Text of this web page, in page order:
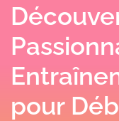
pour